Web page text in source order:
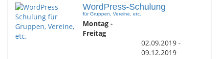
WordPress-Schulung
für Gruppen, Vereine, etc.
Montag -
Freitag
02.09.2019 -
09.12.2019